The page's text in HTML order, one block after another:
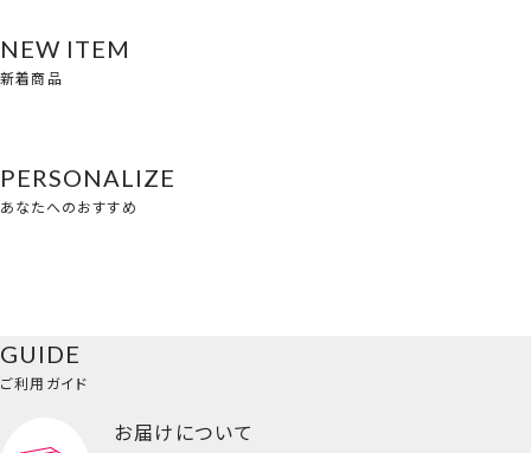
NEW ITEM
新着商品
PERSONALIZE
あなたへのおすすめ
GUIDE
ご利用ガイド
お届けについて